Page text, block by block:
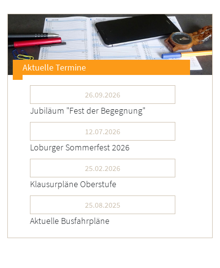
Aktuelle Termine
26.09.2026
Jubiläum "Fest der Begegnung"
12.07.2026
Loburger Sommerfest 2026
25.02.2026
Klausurpläne Oberstufe
25.08.2025
Aktuelle Busfahrpläne